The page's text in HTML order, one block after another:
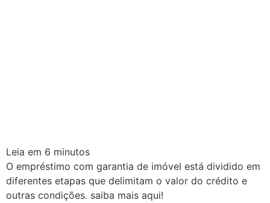
Leia em 6 minutos
O empréstimo com garantia de imóvel está dividido em
diferentes etapas que delimitam o valor do crédito e
outras condições. saiba mais aqui!